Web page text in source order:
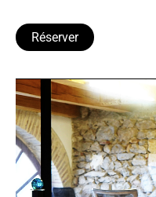
Réserver